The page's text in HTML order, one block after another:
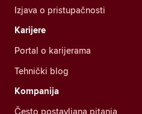
Izjava o pristupačnosti
Karijere
Portal o karijerama
Tehnički blog
Kompanija
Često postavljana pitanja